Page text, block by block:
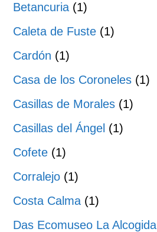
Betancuria (1)
Caleta de Fuste (1)
Cardón (1)
Casa de los Coroneles (1)
Casillas de Morales (1)
Casillas del Ángel (1)
Cofete (1)
Corralejo (1)
Costa Calma (1)
Das Ecomuseo La Alcogida